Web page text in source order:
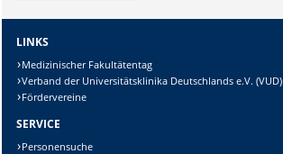
LINKS
Medizinischer Fakultätentag
Verband der Universitätsklinika Deutschlands e.V. (VUD)
Fördervereine
SERVICE
Personensuche